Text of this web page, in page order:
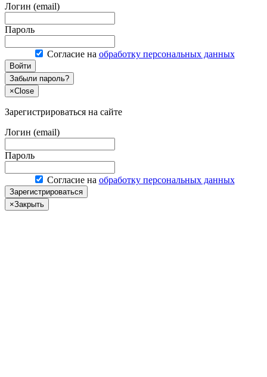
Логин (email)
Пароль
Согласие на обработку персональных данных
Войти
Забыли пароль?
×Close
Зарегистрироваться на сайте
Логин (email)
Пароль
Согласие на обработку персональных данных
Зарегистрироваться
×Закрыть